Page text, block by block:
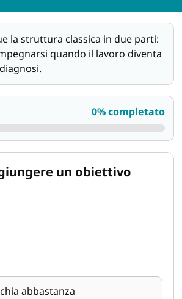
la struttura classica in due parti:
quando il lavoro diventa
0% completato
un obiettivo
abbastanza